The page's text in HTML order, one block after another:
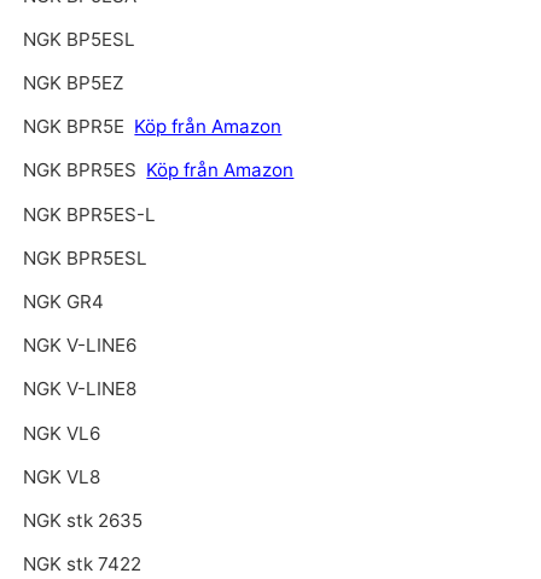
NGK BP5ESL
NGK BP5EZ
NGK BPR5E Köp från Amazon
NGK BPR5ES Köp från Amazon
NGK BPR5ES-L
NGK BPR5ESL
NGK GR4
NGK V-LINE6
NGK V-LINE8
NGK VL6
NGK VL8
NGK stk 2635
NGK stk 7422